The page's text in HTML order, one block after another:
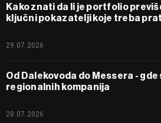
Kako znati da li je portfolio
ključni pokazatelji koje treba
29.07.2026
Od Dalekovoda do Messera -
regionalnih kompanija
28.07.2026